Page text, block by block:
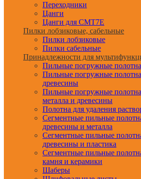
Переходники
Цанги
Цанги для CMT7E
Пилки лобзиковые, сабельные
Пилки лобзиковые
Пилки сабельные
Принадлежности для
Пильные погружные
Пильные погружные полотна
древесины
Пильные погружные полотна
металла и древесины
Полотна для удаления
Сегментные пильные
древесины и металла
Сегментные пильные
древесины и пластика
Сегментные пильные
камня и керамики
Шаберы